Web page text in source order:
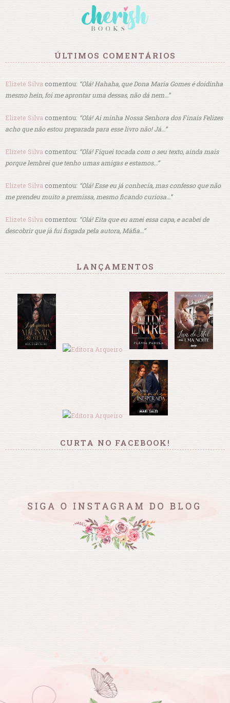
ÚLTIMOS COMENTÁRIOS
Elizete Silva comentou: “Olá! Hahaha, que Dona Maria Gomes é doidinha
mesmo hein, foi me aprontar uma dessas, não dá nem…”
Elizete Silva comentou: “Olá! Ai minha Nossa Senhora dos Finais Felizes
acho que não estou preparada para esse livro não! Já…”
Elizete Silva comentou: “Olá! Fiquei tocada com o seu texto, ainda mais
porque lembrei que tenho umas amigas e estamos…”
Elizete Silva comentou: “Olá! Esse eu já conhecia, mas confesso que não
me prendeu muito a premissa, mesmo ficando curiosa…”
Elizete Silva comentou: “Olá! Eita que eu amei essa capa, e acabei de
descobrir que já fui fisgada pela autora, Máfia…”
LANÇAMENTOS
CURTA NO FACEBOOK!